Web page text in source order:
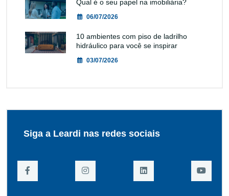
Qual é o seu papel na imobiliária?
06/07/2026
10 ambientes com piso de ladrilho
hidráulico para você se inspirar
03/07/2026
Siga a Leardi nas redes sociais